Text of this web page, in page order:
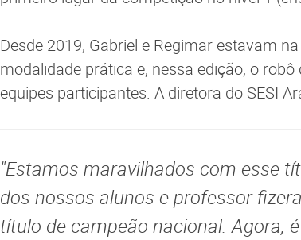
Desde 2019, Gabriel e Regimar estavam
modalidade prática e, nessa edição, o
equipes participantes. A diretora do SESI
"Estamos maravilhados com esse
dos nossos alunos e professor
título de campeão nacional. Agora,